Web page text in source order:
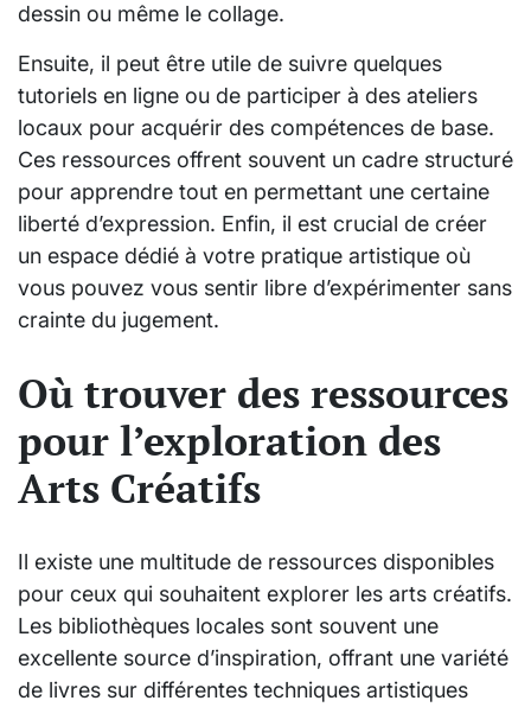
dessin ou même le collage.
Ensuite, il peut être utile de suivre quelques
tutoriels en ligne ou de participer à des ateliers
locaux pour acquérir des compétences de base.
Ces ressources offrent souvent un cadre structuré
pour apprendre tout en permettant une certaine
liberté d’expression. Enfin, il est crucial de créer
un espace dédié à votre pratique artistique où
vous pouvez vous sentir libre d’expérimenter sans
crainte du jugement.
Où trouver des ressources
pour l’exploration des
Arts Créatifs
Il existe une multitude de ressources disponibles
pour ceux qui souhaitent explorer les arts créatifs.
Les bibliothèques locales sont souvent une
excellente source d’inspiration, offrant une variété
de livres sur différentes techniques artistiques